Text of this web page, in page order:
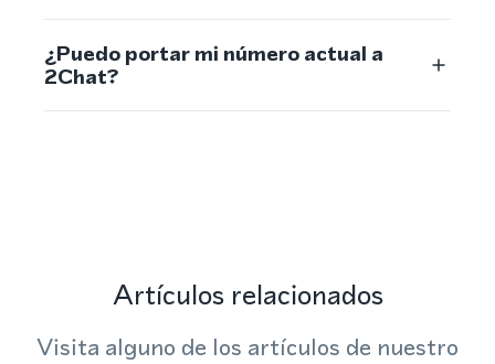
¿Puedo portar mi número actual a
2Chat?
Artículos relacionados
Visita alguno de los artículos de nuestro